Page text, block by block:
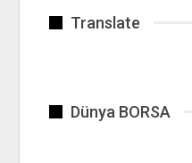
Translate
Dünya BORSA